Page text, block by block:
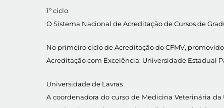
1º ciclo
O Sistema Nacional de Acreditação de Cursos de
No primeiro ciclo de Acreditação do CFMV,
Acreditação com Excelência: Universidade Estadual
Universidade de Lavras
A coordenadora do curso de Medicina Veterinária